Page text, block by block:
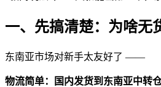
一、先搞清楚：为啥无
东南亚市场对新手太友好了 ——
物流简单：国内发货到东南亚中转